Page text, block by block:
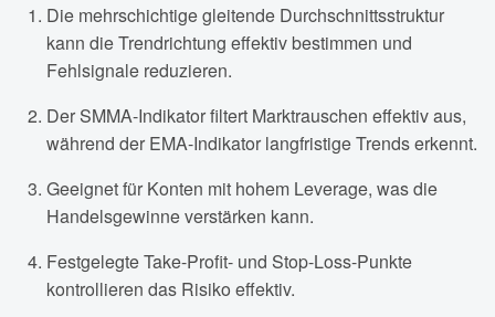
Die mehrschichtige gleitende Durchschnittsstruktur
kann die Trendrichtung effektiv bestimmen und
Fehlsignale reduzieren.
Der SMMA-Indikator filtert Marktrauschen effektiv aus,
während der EMA-Indikator langfristige Trends erkennt.
Geeignet für Konten mit hohem Leverage, was die
Handelsgewinne verstärken kann.
Festgelegte Take-Profit- und Stop-Loss-Punkte
kontrollieren das Risiko effektiv.